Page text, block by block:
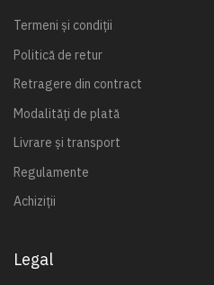
Termeni și condiții
Politică de retur
Retragere din contract
Modalități de plată
Livrare și transport
Regulamente
Achiziții
Legal